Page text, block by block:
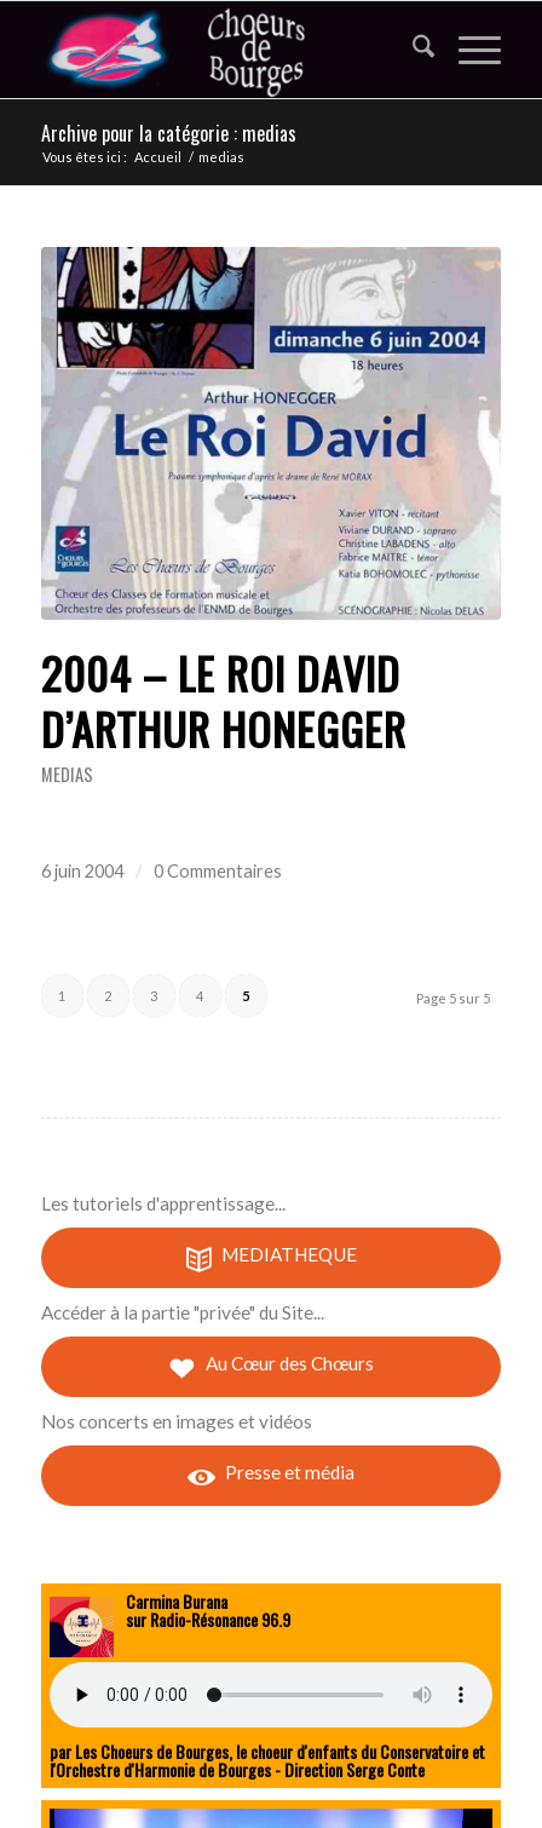
Archive pour la catégorie : medias
Vous êtes ici : Accueil / medias
2004 – LE ROI DAVID
D’ARTHUR HONEGGER
MEDIAS
6 juin 2004 / 0 Commentaires
Page 5 sur 5
1 2 3 4 5
Les tutoriels d'apprentissage...
MEDIATHEQUE
Accéder à la partie "privée" du Site...
Au Cœur des Chœurs
Nos concerts en images et vidéos
Presse et média
Carmina Burana
sur Radio-Résonance 96.9
par Les Choeurs de Bourges, le choeur d'enfants du Conservatoire et
l'Orchestre d'Harmonie de Bourges - Direction Serge Conte